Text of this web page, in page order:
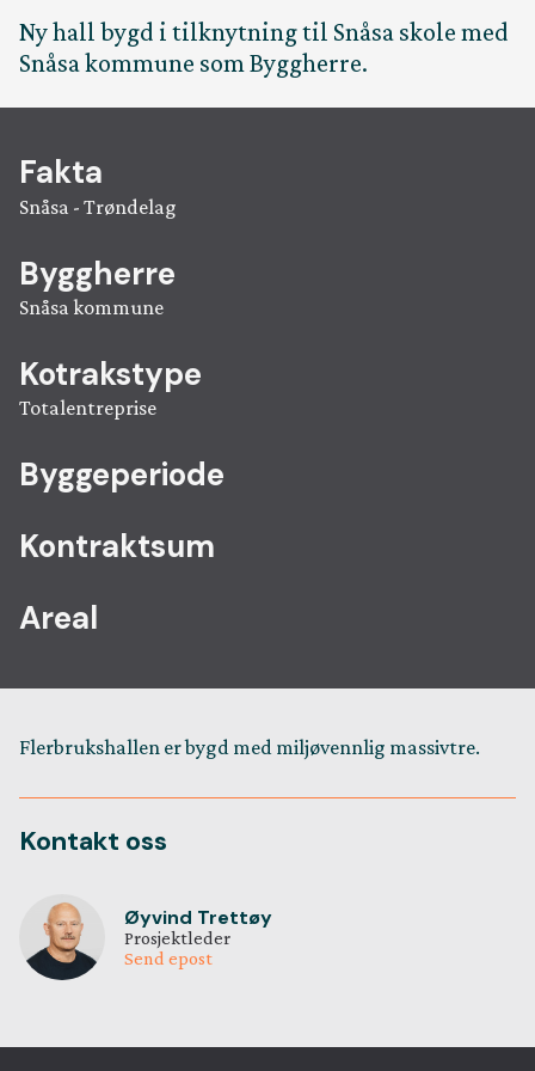
Ny hall bygd i tilknytning til Snåsa skole med
Snåsa kommune som Byggherre.
Fakta
Snåsa - Trøndelag
Byggherre
Snåsa kommune
Kotrakstype
Totalentreprise
Byggeperiode
Kontraktsum
Areal
Flerbrukshallen er bygd med miljøvennlig massivtre.
Kontakt oss
Øyvind Trettøy
Prosjektleder
Send epost